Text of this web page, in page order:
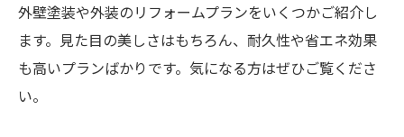
外壁塗装や外装のリフォームプランをいくつかご紹介し
ます。見た目の美しさはもちろん、耐久性や省エネ効果
も高いプランばかりです。気になる方はぜひご覧くださ
い。